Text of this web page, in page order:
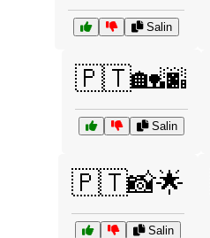
Salin
🇵🇹🏡🌆
Salin
🇵🇹📸🌟
Salin